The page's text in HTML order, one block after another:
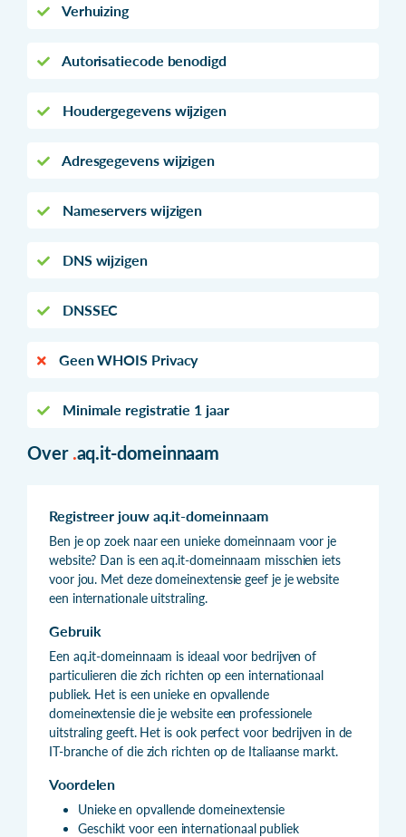
Verhuizing
Autorisatiecode benodigd
Houdergegevens wijzigen
Adresgegevens wijzigen
Nameservers wijzigen
DNS wijzigen
DNSSEC
Geen WHOIS Privacy
Minimale registratie 1 jaar
Over .aq.it-domeinnaam
Registreer jouw aq.it-domeinnaam
Ben je op zoek naar een unieke domeinnaam voor je
website? Dan is een aq.it-domeinnaam misschien iets
voor jou. Met deze domeinextensie geef je je website
een internationale uitstraling.
Gebruik
Een aq.it-domeinnaam is ideaal voor bedrijven of
particulieren die zich richten op een internationaal
publiek. Het is een unieke en opvallende
domeinextensie die je website een professionele
uitstraling geeft. Het is ook perfect voor bedrijven in de
IT-branche of die zich richten op de Italiaanse markt.
Voordelen
Unieke en opvallende domeinextensie
Geschikt voor een internationaal publiek